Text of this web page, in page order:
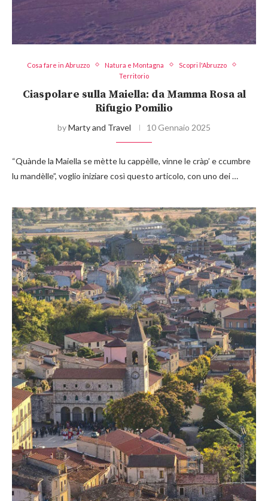
Cosa fare in Abruzzo Natura e Montagna
Scopri l'Abruzzo
Territorio
Ciaspolare sulla Maiella: da Mamma Rosa al
Rifugio Pomilio
byMarty and Travel 10 Gennaio 2025
“Quànde la Maiella se mètte lu cappèlle, vinne le cràp’ e ccumbre
lu mandèlle”, voglio iniziare così questo articolo, con uno dei …